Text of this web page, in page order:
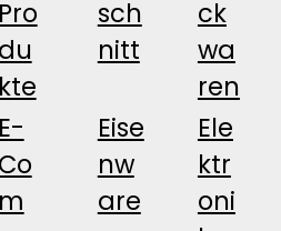
Pro
du
kte
sch
nitt
ck
wa
ren
E-
Co
m
Eise
nw
are
Ele
ktr
oni